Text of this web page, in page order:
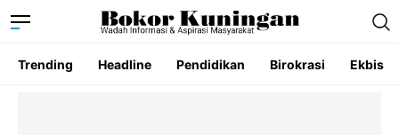
Trending Headline Pendidikan Birokrasi Ekbis